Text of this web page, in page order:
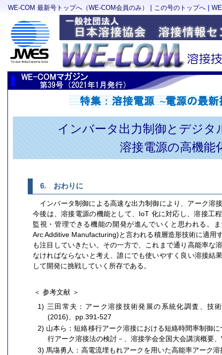
WE-COM 最新号トップへ（WE-COM会員のみ） | この号のトップへ |
インバータ出力制御とデジタ
溶接電源の高機能
6. おわりに
インバータ制御による高速な出力制御により、アーク溶
今後は、溶接電源の機能として、IoT 化に対応し、溶接工
監視・管理できる機能の開発が進んでいくと思われる。
Arc Additive Manufacturing)と言われる積層造形技術に適用
も注目していきたい。その一方で、これまで通り高能率な
なければならないと考え、誰にでも使いやすく良い溶接結
して開発に挑戦していく所存である。
＜ 参考文献 ＞
1) 三田常夫：アーク溶接技術発展の系統化調査、技
(2016)、pp.391-527
2) 山本ら：短絡移行アーク溶接における短絡時間率制御
行アーク溶接法の検討－、溶接学会全国大会講演概要
3) 馬塲勇人：高電流埋もれアークを用いた高能率アーク